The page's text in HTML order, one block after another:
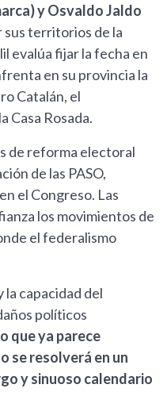
y Osvaldo Jaldo
territorios de la
evalúa fijar la fecha en
en su provincia la
Catalán, el
Casa Rosada.
de reforma electoral
de las PASO,
el Congreso. Las
los movimientos de
el federalismo
la capacidad del
políticos
que ya parece
se resolverá en un
y sinuoso calendario